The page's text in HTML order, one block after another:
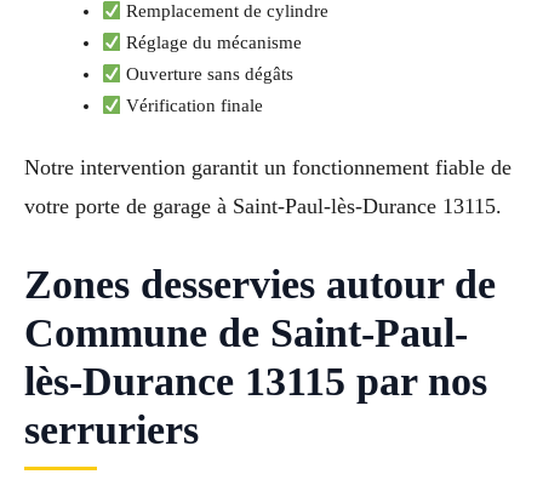
Remplacement de cylindre
Réglage du mécanisme
Ouverture sans dégâts
Vérification finale
Notre intervention garantit un fonctionnement fiable de
votre porte de garage à Saint-Paul-lès-Durance 13115.
Zones desservies autour de
Commune de Saint-Paul-
lès-Durance 13115 par nos
serruriers